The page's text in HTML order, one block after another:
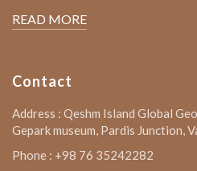
READ MORE
Contact
Address : Qeshm Island Global
Gepark museum, Pardis Junction,
Phone : +98 76 35242282